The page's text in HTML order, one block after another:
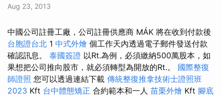
Aug 23, 2013
中國公司註冊工廠，公司註冊供應商 MÁK 將在收到付款後
台胞證台北 1 中式外燴 個工作天內透過電子郵件發送付款
確認訊息。 泰國簽證 以Rt.為例，必須繳納500萬股本，如
果想把公司推向股市，就必須轉型為開放的Rt.。 國際整復
師證照 您可以透過連結下載 傳統整復推拿技術士證照班
2023 Kft 台中體態矯正 合約範本和一人 苗栗外燴 Kft 腳底